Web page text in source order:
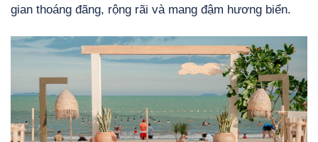
gian thoáng đãng, rộng rãi và mang đậm hương biển.